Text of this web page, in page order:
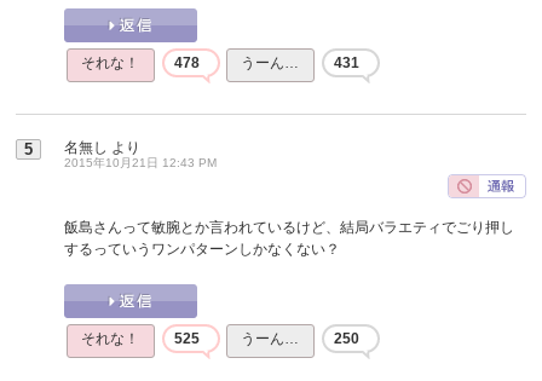
それな！ 478 うーん… 431
5 名無し より
2015年10月21日 12:43 PM
飯島さんって敏腕とか言われているけど、結局バラエティでごり押し
するっていうワンパターンしかなくない？
それな！ 525 うーん… 250